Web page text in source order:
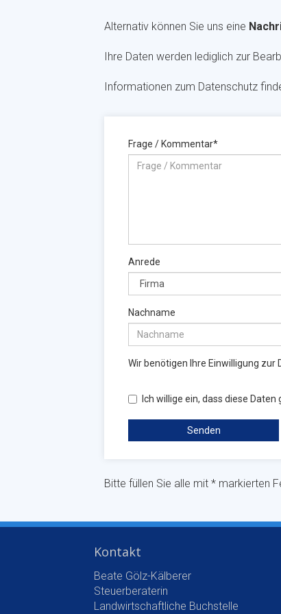
Alternativ können Sie uns eine
Ihre Daten werden lediglich zur
Informationen zum Datenschutz
Bitte füllen Sie alle mit * markierten
Kontakt
Beate Gölz-Kälberer
Steuerberaterin
Landwirtschaftliche Buchstelle